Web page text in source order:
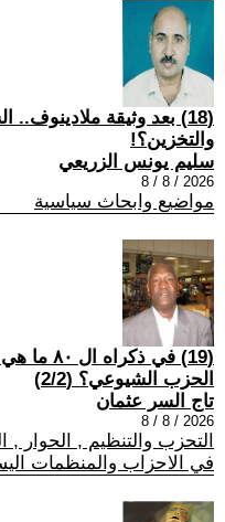
(18) بعد وثيقة ملادينوف..
والتخزين؟!
سليم يونس الزريعي
2026 / 8 / 8
مواضيع وابحاث سياسية
(19) في
الحزب الشيوعي؟ (2/2)
تاج السر عثمان
2026 / 8 / 8
التحزب والتنظيم , الحوار ,
في الاحزاب والمنظمات